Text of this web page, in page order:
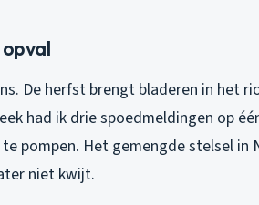
De herfst brengt bladeren in het
had ik drie spoedmeldingen op
pompen. Het gemengde stelsel in
niet kwijt.